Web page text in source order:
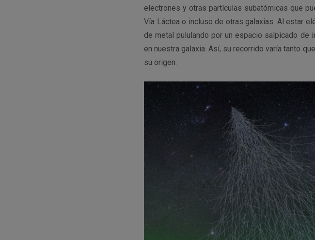
electrones y otras partículas subatómicas que
Vía Láctea o incluso de otras galaxias. Al estar
de metal pululando por un espacio salpicado
en nuestra galaxia. Así, su recorrido varía tanto
su origen.